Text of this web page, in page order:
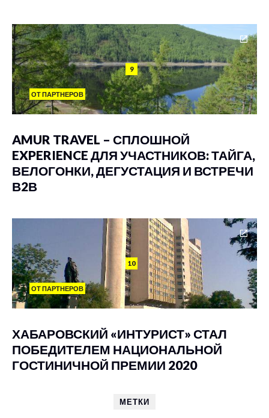
9
ОТ ПАРТНЕРОВ
AMUR TRAVEL – СПЛОШНОЙ
EXPERIENCE ДЛЯ УЧАСТНИКОВ: ТАЙГА,
ВЕЛОГОНКИ, ДЕГУСТАЦИЯ И ВСТРЕЧИ
В2В
10
ОТ ПАРТНЕРОВ
ХАБАРОВСКИЙ «ИНТУРИСТ» СТАЛ
ПОБЕДИТЕЛЕМ НАЦИОНАЛЬНОЙ
ГОСТИНИЧНОЙ ПРЕМИИ 2020
МЕТКИ